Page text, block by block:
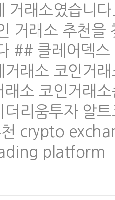
거래소였습니
거래소 추천을
## 클레어덱
거래소 코인거
래소 코인거래
더리움투자 알
천 crypto
platform